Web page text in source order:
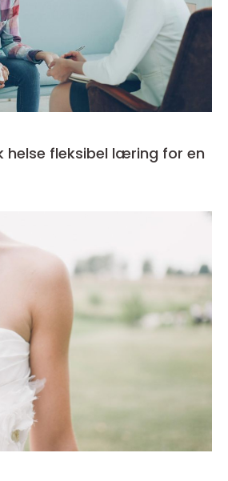
for en